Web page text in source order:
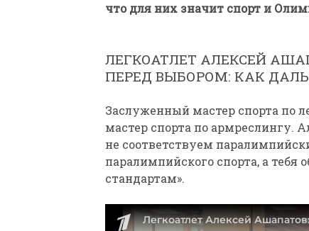
что для них значит спорт и
ЛЕГКОАТЛЕТ АЛЕКСЕЙ
ПЕРЕД ВЫБОРОМ: КАК
Заслуженный мастер спорта по
мастер спорта по армреслингу.
не соответствуем
паралимпийского спорта, а тебя
стандартам».